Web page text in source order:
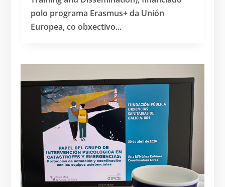
polo programa Erasmus+ da Unión
Europea, co obxectivo...